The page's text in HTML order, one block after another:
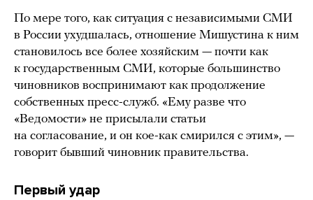
По мере того, как ситуация с независимыми СМИ
в России ухудшалась, отношение Мишустина к ним
становилось все более хозяйским — почти как
к государственным СМИ, которые большинство
чиновников воспринимают как продолжение
собственных пресс-служб. «Ему разве что
«Ведомости» не присылали статьи
на согласование, и он кое-как смирился с этим», —
говорит бывший чиновник правительства.
Первый удар